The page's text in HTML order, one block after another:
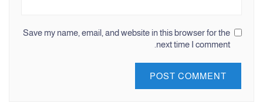
Save my name, email, and website in this browser for the
next time I comment.